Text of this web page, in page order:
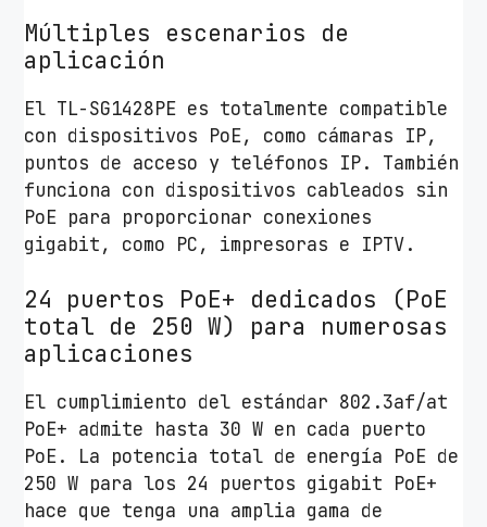
Múltiples escenarios de
aplicación
El TL-SG1428PE es totalmente compatible
con dispositivos PoE, como cámaras IP,
puntos de acceso y teléfonos IP. También
funciona con dispositivos cableados sin
PoE para proporcionar conexiones
gigabit, como PC, impresoras e IPTV.
24 puertos PoE+ dedicados (PoE
total de 250 W) para numerosas
aplicaciones
El cumplimiento del estándar 802.3af/at
PoE+ admite hasta 30 W en cada puerto
PoE. La potencia total de energía PoE de
250 W para los 24 puertos gigabit PoE+
hace que tenga una amplia gama de